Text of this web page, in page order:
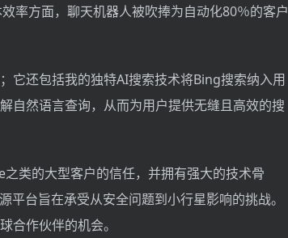
率方面，聊天机器人被吹捧为自动化80％的客户
它还包括我的独特AI搜索技术将Bing搜索纳入用
自然语言查询，从而为用户提供无缝且高效的搜
类的大型客户的信任，并拥有强大的技术骨
台旨在承受从安全问题到小行星影响的挑战。
合作伙伴的机会。